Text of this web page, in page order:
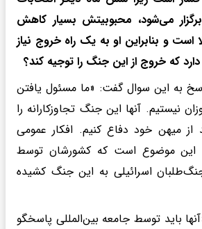
برگزار می‌شود، محبوبیتش بسیار کاهش
است و بنابراین او به یک راه خروج نیاز
دارد که خروج از این جنگ را توجیه کند؟
به این سوال گفت: «ما مسئول یافتن
نیستیم. آنها این جنگ تجاوزکارانه را
از میهن خود دفاع کنیم. افکار عمومی
این موضوع است که کشورشان توسط
جنگ‌طلبان اسرائیلی به این جنگ کشیده
باید توسط جامعه بین‌المللی پاسخگو